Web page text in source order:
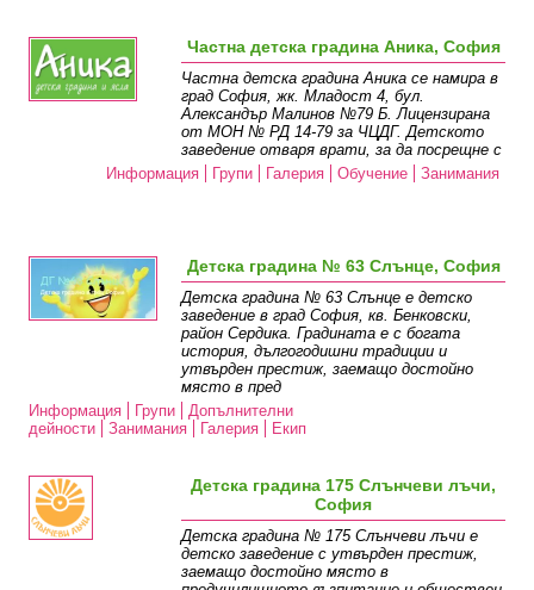
Частна детска градина Аника, София
Частна детска градина Аника се намира в
град София, жк. Младост 4, бул.
Александър Малинов №79 Б. Лицензирана
от МОН № РД 14-79 за ЧЦДГ. Детското
заведение отваря врати, за да посрещне с
Информация
Групи Галерия Обучение Занимания
Детска градина № 63 Слънце, София
Детска градина № 63 Слънце е детско
заведение в град София, кв. Бенковски,
район Сердика. Градината е с богата
история, дългогодишни традиции и
утвърден престиж, заемащо достойно
място в пред
Информация
Групи
Допълнителни
дейности
Занимания Галерия Екип
Детска градина 175 Слънчеви лъчи,
София
Детска градина № 175 Слънчеви лъчи e
детско заведение с утвърден престиж,
заемащо достойно място в